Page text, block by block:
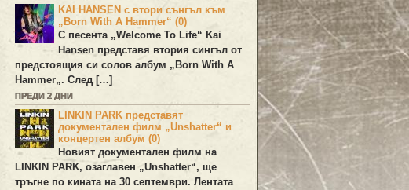
KAI HANSEN с втори сънгъл към
„Born With A Hammer“ (0)
С песента „Welcome To Life“ Kai
Hansen представя втория сингъл от
предстоящия си солов албум „ Born With A
Hammer„. След […]
ПРЕДИ 2 ДНИ
LINKIN PARK представят
документален филм „Unshatter“ и
концертен албум (0)
Новият документален филм на
LINKIN PARK, озаглавен „Unshatter“, ще
тръгне по кината на 30 септември. Лентата